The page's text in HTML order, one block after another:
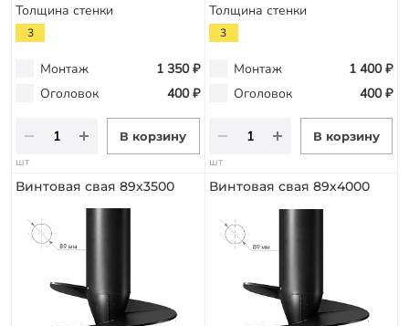
Толщина стенки
3
Монтаж
1 350 ₽
Оголовок
400 ₽
В корзину
шт
Толщина стенки
3
Монтаж
1 400 ₽
Оголовок
400 ₽
В корзину
шт
Винтовая свая 89х3500 Винтовая свая 89х4000